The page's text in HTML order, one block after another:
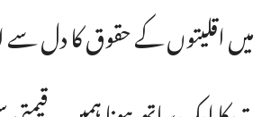
میں اقلیتوں کے حقوق کا دل